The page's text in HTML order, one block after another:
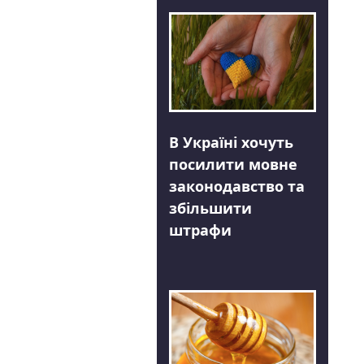
В Україні хочуть
посилити мовне
законодавство та
збільшити
штрафи